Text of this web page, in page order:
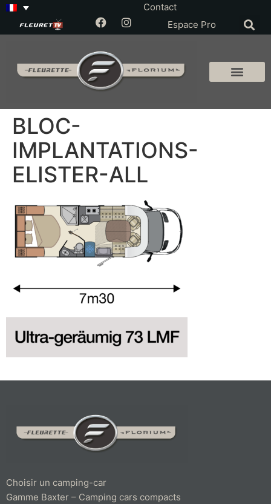
Contact
Espace Pro
BLOC-
IMPLANTATIONS-
ELISTER-ALL
Choisir un camping-car
Gamme Baxter – Camping cars compacts